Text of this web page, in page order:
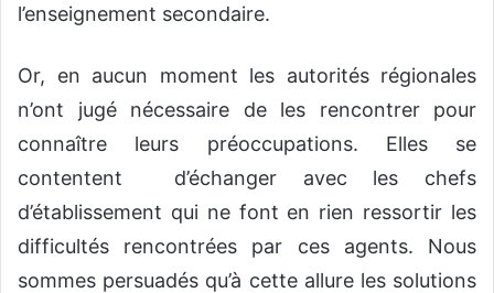
l’enseignement secondaire.
Or, en aucun moment les autorités régionales
n’ont jugé nécessaire de les rencontrer pour
connaître leurs préoccupations. Elles se
contentent d’échanger avec les chefs
d’établissement qui ne font en rien ressortir les
difficultés rencontrées par ces agents. Nous
sommes persuadés qu’à cette allure les solutions